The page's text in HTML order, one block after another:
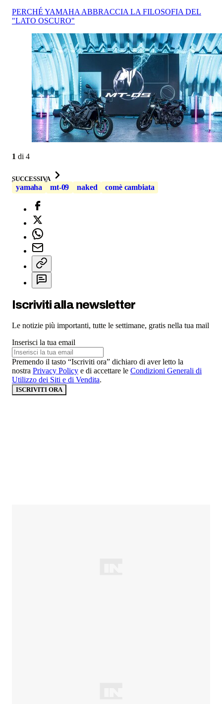
PERCHÉ YAMAHA ABBRACCIA LA FILOSOFIA DEL
"LATO OSCURO"
1 di 4
SUCCESSIVA
yamaha mt-09 naked comè cambiata
Iscriviti alla newsletter
Le notizie più importanti, tutte le settimane, gratis nella tua mail
Inserisci la tua email
Premendo il tasto “Iscriviti ora” dichiaro di aver letto la
nostra Privacy Policy e di accettare le Condizioni Generali di
Utilizzo dei Siti e di Vendita.
ISCRIVITI ORA